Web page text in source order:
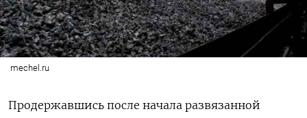
mechel.ru
Продержавшись после начала развязанной